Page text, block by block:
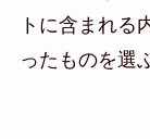
トに含まれる
ったものを選